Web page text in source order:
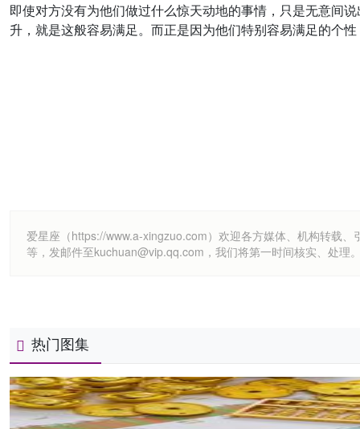
即使对方没有为他们做过什么惊天动地的事情，只是无意间
升，就是这般容易满足。而正是因为他们特别容易满足的个
爱星座（https://www.a-xingzuo.com）欢迎各方媒体、机构转载
等，发邮件至kuchuan@vip.qq.com，我们将第一时间核实、处理
热门图集